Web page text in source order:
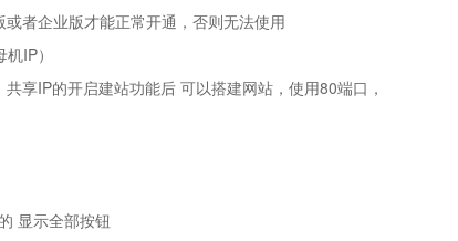
者企业版才能正常开通，否则无法使用
IP）
享IP的开启建站功能后 可以搭建网站，使用80端口，
显示全部按钮